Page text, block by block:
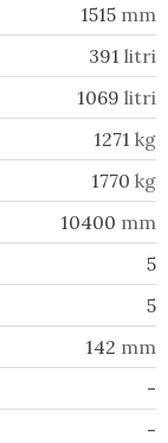
1515 mm
391 litri
1069 litri
1271 kg
1770 kg
10400 mm
5
5
142 mm
-
-